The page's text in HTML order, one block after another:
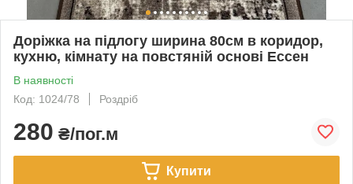
Доріжка на підлогу ширина 80см в коридор,
кухню, кімнату на повстяній основі Ессен
В наявності
Код: 1024/78
Роздріб
280 ₴/пог.м
Купити